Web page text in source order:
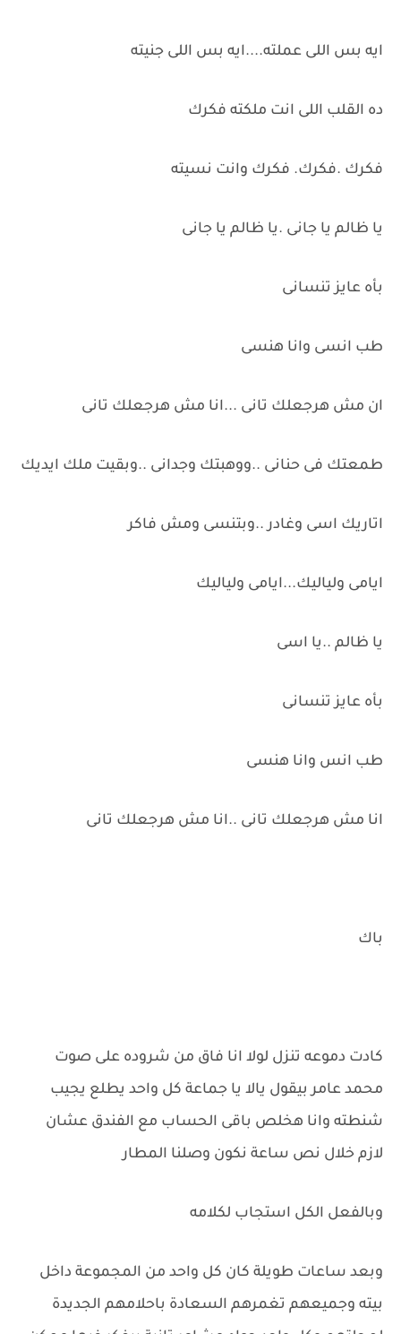
ايه بس اللى عملته....ايه بس اللى جنيته
ده القلب اللى انت ملكته فكرك
فكرك .فكرك. فكرك وانت نسيته
يا ظالم يا جانى .يا ظالم يا جانى
بأه عايز تنسانى
طب انسى وانا هنسى
ان مش هرجعلك تانى ...انا مش هرجعلك تانى
طمعتك فى حنانى ..ووهبتك وجدانى ..وبقيت ملك ايديك
اتاريك اسى وغادر ..وبتنسى ومش فاكر
ايامى ولياليك...ايامى ولياليك
يا ظالم ..يا اسى
بأه عايز تنسانى
طب انس وانا هنسى
انا مش هرجعلك تانى ..انا مش هرجعلك تانى
باك
كادت دموعه تنزل لولا انا فاق من شروده على صوت
محمد عامر بيقول يالا يا جماعة كل واحد يطلع يجيب
شنطته وانا هخلص باقى الحساب مع الفندق عشان
لازم خلال نص ساعة نكون وصلنا المطار
وبالفعل الكل استجاب لكلامه
وبعد ساعات طويلة كان كل واحد من المجموعة داخل
بيته وجميعهم تغمرهم السعادة باحلامهم الجديدة